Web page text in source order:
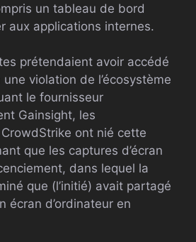
un tableau de bord
aux applications internes.
prétendaient avoir accédé
violation de l’écosystème
le fournisseur
Gainsight, les
ont nié cette
que les captures d’écran
dans lequel la
que (l’initié) avait partagé
écran d’ordinateur en